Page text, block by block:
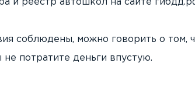
и реестр автошкол на сайте
соблюдены, можно говорить о том,
потратите деньги впустую.